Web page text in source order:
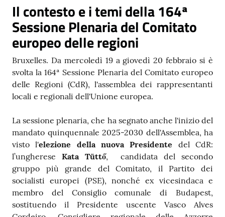
Seguici
su
Il contesto e i temi della 164ª
Sessione Plenaria del Comitato
europeo delle regioni
Bruxelles. Da mercoledì 19 a giovedì 20 febbraio si è
svolta la 164ª Sessione Plenaria del Comitato europeo
delle Regioni (CdR), l'assemblea dei rappresentanti
locali e regionali dell'Unione europea.
La sessione plenaria, che ha segnato anche l'inizio del
mandato quinquennale 2025-2030 dell'Assemblea, ha
visto l'elezione della nuova Presidente del CdR:
l’unghereseKata Tüttő, candidata del secondo
gruppo più grande del Comitato, il Partito dei
socialisti europei (PSE), nonché ex vicesindaca e
membro del Consiglio comunale di Budapest,
sostituendo il Presidente uscente Vasco Alves